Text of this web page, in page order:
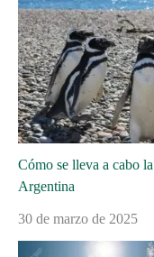
Cómo se lleva a cabo
Argentina
30 de marzo de 2025